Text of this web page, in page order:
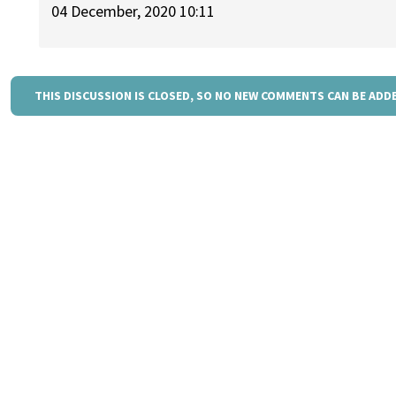
04 December, 2020 10:11
THIS DISCUSSION IS CLOSED, SO NO NEW COMMENTS CAN BE